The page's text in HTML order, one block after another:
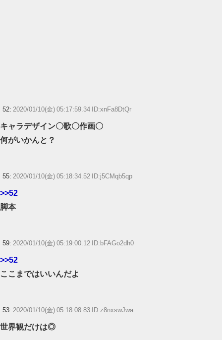
52: 2020/01/10(金) 05:17:59.34 ID:xnFa8DtQr
キャラデザイン〇歌〇作画〇
何がいかんと？
55: 2020/01/10(金) 05:18:34.52 ID:j5CMqb5qp
>>52
脚本
59: 2020/01/10(金) 05:19:00.12 ID:bFAGo2dh0
>>52
ここまではいいんだよ
53: 2020/01/10(金) 05:18:08.83 ID:z8nxswJwa
世界観だけは◎